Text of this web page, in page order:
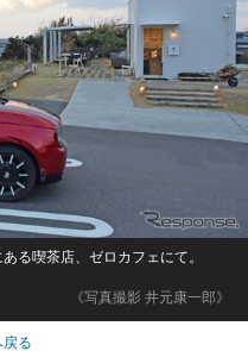
《写真撮影 井元康一郎》
る喫茶店、ゼロカフェにて。
戻る